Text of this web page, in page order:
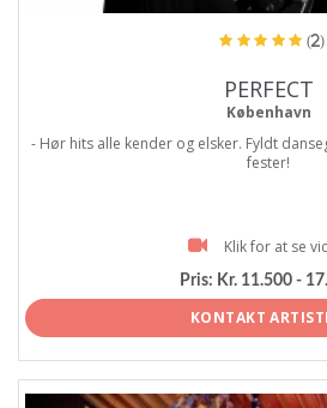
(2)
PERFECT
København
- Hør hits alle kender og elsker. Fyldt
fester!
Klik for at se
Pris: Kr. 11.500 -
KONTAKT